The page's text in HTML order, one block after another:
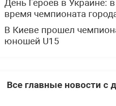
День Героев в Украине:
время чемпионата
В Киеве прошел
юношей U15
Все главные новости с